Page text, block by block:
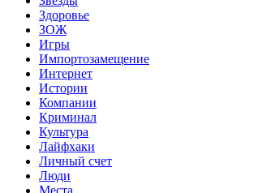
Здоровье
ЗОЖ
Игры
Импортозамещение
Интернет
Истории
Компании
Криминал
Культура
Лайфхаки
Личный счет
Люди
Места